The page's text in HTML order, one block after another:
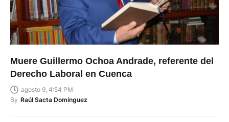
Muere Guillermo Ochoa Andrade, referente del
Derecho Laboral en Cuenca
agosto 9, 4:54 PM
By Raúl Sacta Domínguez